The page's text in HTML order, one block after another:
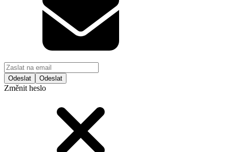
Odeslat
Změnit heslo